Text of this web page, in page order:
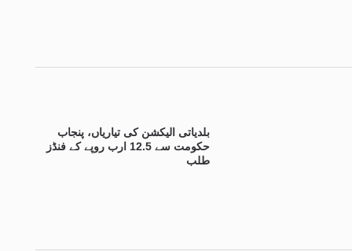
بلدیاتی الیکشن کی تیاریاں، پنجاب
حکومت سے 12.5 ارب روپے کے فنڈز
طلب